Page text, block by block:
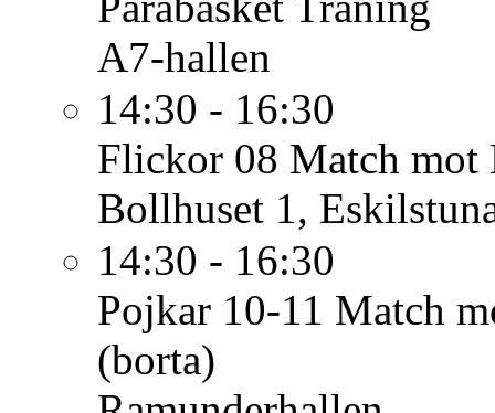
A7-hallen
14:30 - 16:30
Flickor 08 Match mot
Bollhuset 1,
14:30 - 16:30
Pojkar 10-11 Match
(borta)